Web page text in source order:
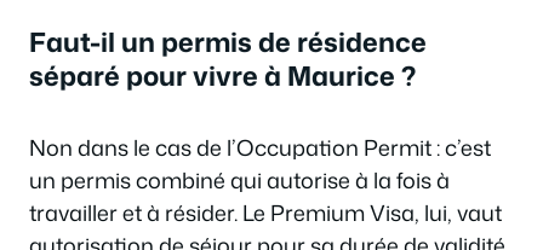
Faut-il un permis de résidence
séparé pour vivre à Maurice ?
Non dans le cas de l’Occupation Permit : c’est
un permis combiné qui autorise à la fois à
travailler et à résider. Le Premium Visa, lui, vaut